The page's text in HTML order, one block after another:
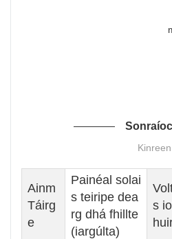
Kinreen
Ainm
Táirg
e
Painéal solai
s teiripe dea
rg dhá fhillte
(iargúlta)
s